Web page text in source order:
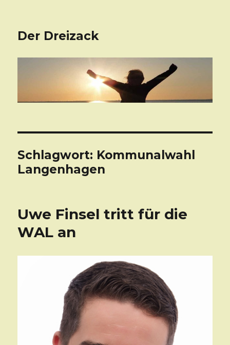
Der Dreizack
Schlagwort: Kommunalwahl
Langenhagen
Uwe Finsel tritt für die
WAL an